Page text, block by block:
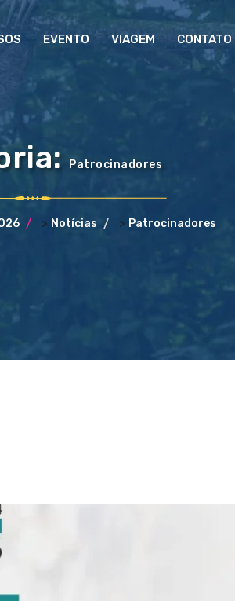
EVENTO VIAGEM CONTATO
Patrocinadores
> Notícias > Patrocinadores